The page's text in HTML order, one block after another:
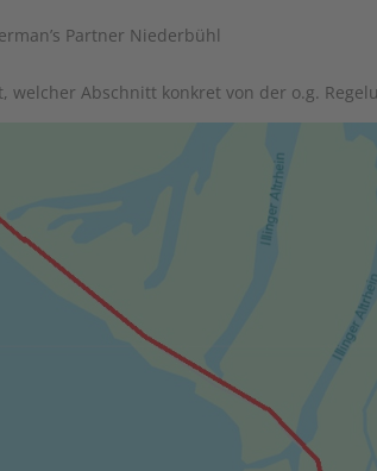
Partner Niederbühl
welcher Abschnitt konkret von der o.g.